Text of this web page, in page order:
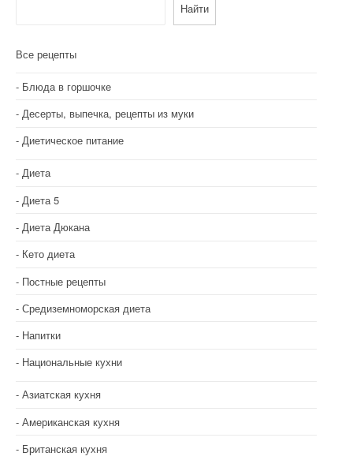
Найти
Все рецепты
Блюда в горшочке
Десерты, выпечка, рецепты из муки
Диетическое питание
Диета
Диета 5
Диета Дюкана
Кето диета
Постные рецепты
Средиземноморская диета
Напитки
Национальные кухни
Азиатская кухня
Американская кухня
Британская кухня